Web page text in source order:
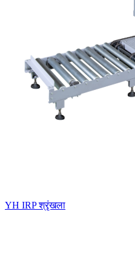
YH IRP श्रृंखला